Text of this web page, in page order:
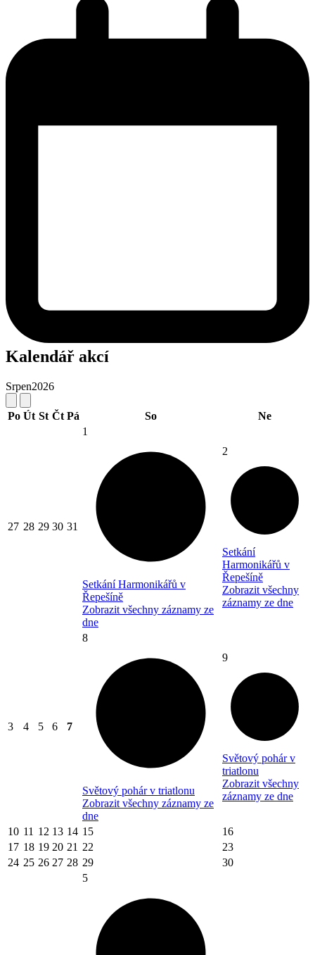
Kalendář akcí
Srpen2026
Po Út St Čt Pá So Ne
27 28 29 30 31
1
Setkání Harmonikářů v
Řepešíně
Zobrazit všechny záznamy ze
dne
2
Setkání
Harmonikářů v
Řepešíně
Zobrazit všechny
záznamy ze dne
3 4 5 6 7
8
Světový pohár v triatlonu
Zobrazit všechny záznamy ze
dne
9
Světový pohár v
triatlonu
Zobrazit všechny
záznamy ze dne
10 11 12 13 14 15
16
17 18 19 20 21 22
23
24 25 26 27 28 29 30
5